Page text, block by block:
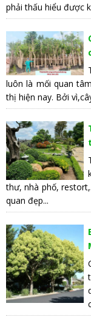
phải thấu hiểu được
luôn là mối quan
thị hiện nay. Bởi
thư, nhà phố,
quan đẹp...